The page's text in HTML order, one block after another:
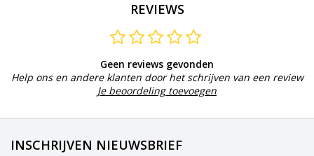
REVIEWS
Geen reviews gevonden
Help ons en andere klanten door het schrijven van een review
Je beoordeling toevoegen
INSCHRIJVEN NIEUWSBRIEF